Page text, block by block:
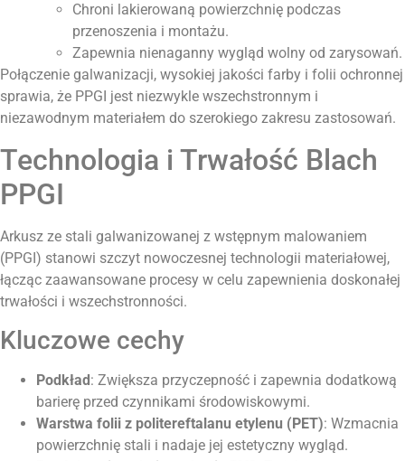
Chroni lakierowaną powierzchnię podczas
przenoszenia i montażu.
Zapewnia nienaganny wygląd wolny od zarysowań.
Połączenie galwanizacji, wysokiej jakości farby i folii ochronnej
sprawia, że PPGI jest niezwykle wszechstronnym i
niezawodnym materiałem do szerokiego zakresu zastosowań.
Technologia i Trwałość Blach
PPGI
Arkusz ze stali galwanizowanej z wstępnym malowaniem
(PPGI) stanowi szczyt nowoczesnej technologii materiałowej,
łącząc zaawansowane procesy w celu zapewnienia doskonałej
trwałości i wszechstronności.
Kluczowe cechy
Podkład : Zwiększa przyczepność i zapewnia dodatkową
barierę przed czynnikami środowiskowymi.
Warstwa folii z politereftalanu etylenu (PET): Wzmacnia
powierzchnię stali i nadaje jej estetyczny wygląd.